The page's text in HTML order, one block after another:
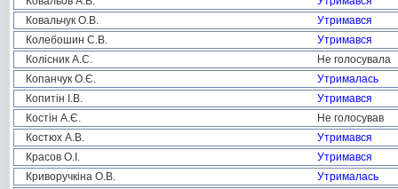
Ковальчук О.В.
Утримався
Колебошин С.В.
Утримався
Колісник А.С.
Не голосувала
Копанчук О.Є.
Утрималась
Копитін І.В.
Утримався
Костін А.Є.
Не голосував
Костюх А.В.
Утримався
Красов О.І.
Утримався
Криворучкіна О.В.
Утрималась